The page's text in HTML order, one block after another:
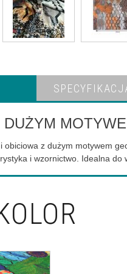
DUŻYM
obiciowa z dużym motywem
i wzornictwo. Idealna